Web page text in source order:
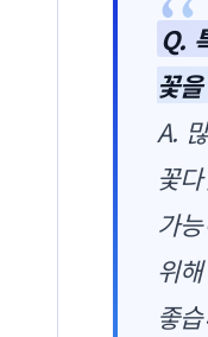
Q.
꽃
A.
꽃
가
위
좋